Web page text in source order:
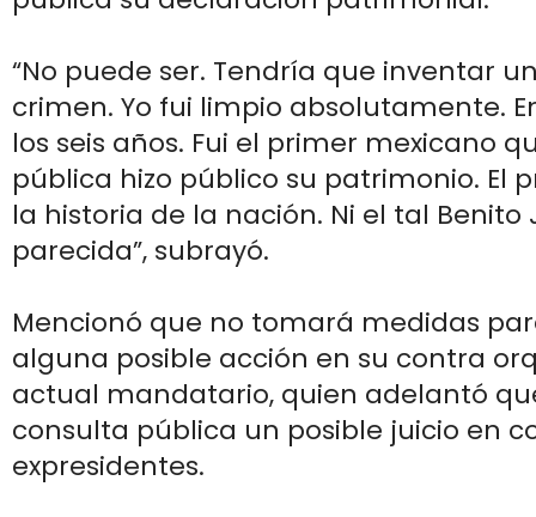
“No puede ser. Tendría que inventar
crimen. Yo fui limpio absolutamente.
los seis años. Fui el primer mexicano
pública hizo público su patrimonio. El
la historia de la nación. Ni el tal Benito
parecida”, subrayó.
Mencionó que no tomará medidas
alguna posible acción en su contra
actual mandatario, quien adelantó
consulta pública un posible juicio en
expresidentes.